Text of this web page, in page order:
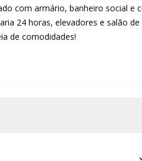
com armário, banheiro social e
24 horas, elevadores e salão
de comodidades!